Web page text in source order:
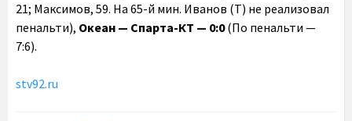
21; Максимов, 59. На 65-й мин. Иванов (Т) не реализовал
пенальти), Океан — Спарта-КТ — 0:0(По пенальти —
7:6).
stv92.ru